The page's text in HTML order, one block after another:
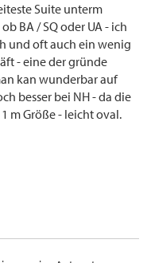
Suite unterm
BA / SQ oder UA - ich
und oft auch ein wenig
- eine der gründe
kan wunderbar auf
besser bei NH - da die
m Größe - leicht oval.